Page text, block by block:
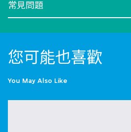
常見問題
您可能也喜歡
You May Also Like